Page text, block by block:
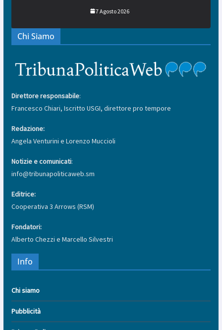
7 Agosto 2026
Chi Siamo
Direttore responsabile:
Francesco Chiari, Iscritto USGI, direttore pro tempore
Redazione:
Angela Venturini e Lorenzo Muccioli
Notizie e comunicati:
info@tribunapoliticaweb.sm
Editrice:
Cooperativa 3 Arrows (RSM)
Fondatori:
Alberto Chezzi e Marcello Silvestri
Info
Chi siamo
Pubblicità